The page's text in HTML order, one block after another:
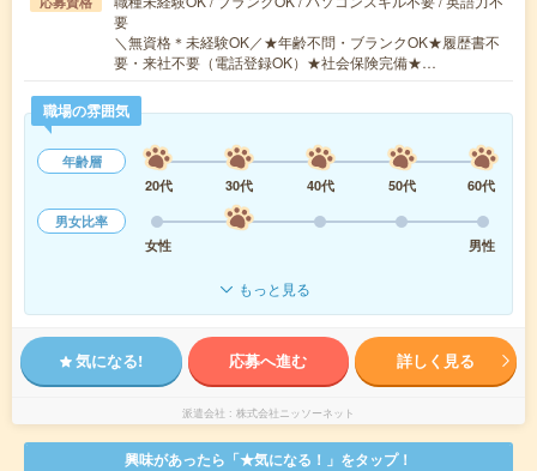
要
＼無資格＊未経験OK／★年齢不問・ブランクOK★履歴書不
要・来社不要（電話登録OK）★社会保険完備★…
職場の雰囲気
年齢層
20代
30代 40代 50代
60代
男女比率
女性
男性
もっと見る
気になる! 応募へ進む 詳しく見る
派遣会社 株式会社ニッソーネット
興味があったら「★気になる！」をタップ！